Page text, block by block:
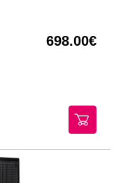
698.00